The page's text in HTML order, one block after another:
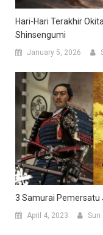
Hari-Hari Terakhir
Shinsengumi
January 5, 2026
3 Samurai Pemersatu
April 4, 2023 Sun